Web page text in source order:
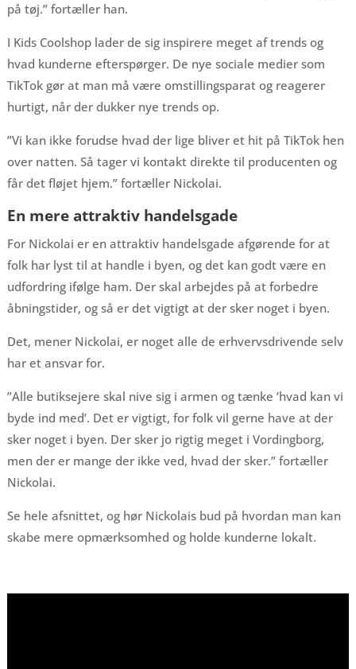
på tøj.” fortæller han.
I Kids Coolshop lader de sig inspirere meget af trends og
hvad kunderne efterspørger. De nye sociale medier som
TikTok gør at man må være omstillingsparat og reagerer
hurtigt, når der dukker nye trends op.
”Vi kan ikke forudse hvad der lige bliver et hit på TikTok hen
over natten. Så tager vi kontakt direkte til producenten og
får det fløjet hjem.” fortæller Nickolai.
En mere attraktiv handelsgade
For Nickolai er en attraktiv handelsgade afgørende for at
folk har lyst til at handle i byen, og det kan godt være en
udfordring ifølge ham. Der skal arbejdes på at forbedre
åbningstider, og så er det vigtigt at der sker noget i byen.
Det, mener Nickolai, er noget alle de erhvervsdrivende selv
har et ansvar for.
”Alle butiksejere skal nive sig i armen og tænke ’hvad kan vi
byde ind med’. Det er vigtigt, for folk vil gerne have at der
sker noget i byen. Der sker jo rigtig meget i Vordingborg,
men der er mange der ikke ved, hvad der sker.” fortæller
Nickolai.
Se hele afsnittet, og hør Nickolais bud på hvordan man kan
skabe mere opmærksomhed og holde kunderne lokalt.